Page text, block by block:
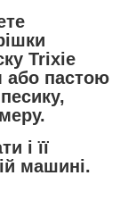
Trixie
або пастою
і її
машині.